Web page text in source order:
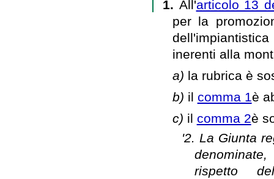
1. All'articolo 13
per la
inerenti alla
a) la rubrica è
b) il comma 1è
c) il comma 2è
'2. La Giunta
rispetto